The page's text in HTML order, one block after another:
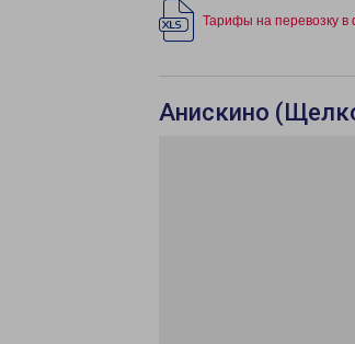
Тарифы на перевозку в
Анискино